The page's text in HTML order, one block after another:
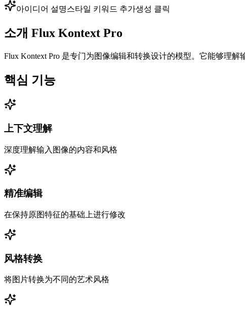
아이디어 설명스타일 키워드 추가생성 클릭
소개 Flux Kontext Pro
Flux Kontext Pro 是专门为图像编辑和转换设计的模型。它能够理
핵심 기능
上下文理解
深度理解输入图像的内容和风格
精准编辑
在保持原图特征的基础上进行修改
风格转换
将图片转换为不同的艺术风格